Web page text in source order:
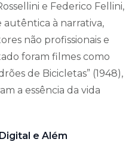
e Federico Fellini,
à narrativa,
não profissionais e
foram filmes como
de Bicicletas” (1948),
a essência da vida
e Além